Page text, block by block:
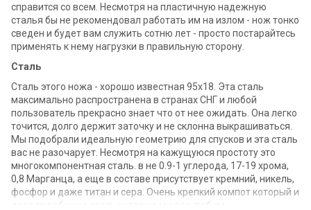
справится со всем. Несмотря на пластичную надежную
сталья бы не рекомендовал работать им на излом - нож тонко
сведен и будет вам служить сотню лет - просто постарайтесь
применять к нему нагрузки в правильную сторону.
Сталь
Сталь этого ножа - хорошо известная 95х18. Эта сталь
максимально распространена в странах СНГ и любой
пользователь прекрасно знает что от нее ожидать. Она легко
точится, долго держит заточку и не склонна выкрашиваться.
Мы подобрали идеальную геометрию для спусков и эта сталь
вас не разочарует. Несмотря на кажущуюся простоту это
многокомпонентная сталь. в не 0.9-1 углерода, 17-19 хрома,
0,8 Марганца, а еще в составе присутствует кремний, никель,
фосфор и даже титан и сера. Очень крепкий компот который и
дает ту рабочую сталь которую мы все любим.